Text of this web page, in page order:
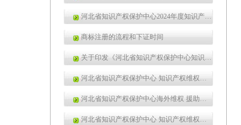
河北省知识产权保护中心2024年度知识产权维权援助工作站名单公示
商标注册的流程和下证时间
关于印发《河北省知识产权保护中心知识产权维权援助管理办法（2024年版）》等9个文件的通知
河北省知识产权保护中心 知识产权维权援助管理办法（2024年版）
河北省知识产权保护中心海外维权 援助管理办法（2024年版）
河北省知识产权保护中心 知识产权维权援助分支机构管理办法 （2024年版）